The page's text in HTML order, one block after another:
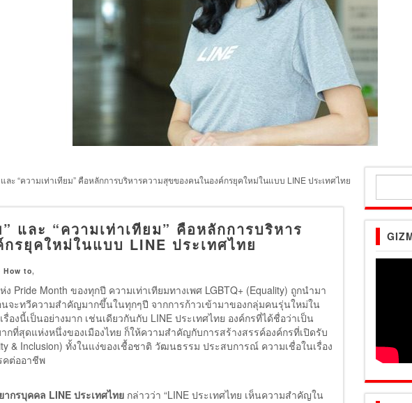
ละ “ความเท่าเทียม” คือหลักการบริหารความสุขของคนในองค์กรยุคใหม่ในแบบ LINE ประเทศไทย
และ “ความเท่าเทียม” คือหลักการบริหาร
รยุคใหม่ในแบบ LINE ประเทศไทย
How to,
Pride Month ของทุกปี ความเท่าเทียมทางเพศ LGBTQ+ (Equality) ถูกนำมา
จะทวีความสำคัญมากขึ้นในทุกๆปี จากการก้าวเข้ามาของกลุ่มคนรุ่นใหม่ใน
งนี้เป็นอย่างมาก เช่นเดียวกันกับ LINE ประเทศไทย องค์กรที่ได้ชื่อว่าเป็น
ที่สุดแห่งหนึ่งของเมืองไทย ก็ให้ความสำคัญกับการสร้างสรรค์องค์กรที่เปิดรับ
& Inclusion) ทั้งในแง่ของเชื้อชาติ วัฒนธรรม ประสบการณ์ ความเชื่อในเรื่อง
คต่ออาชีพ
ากรบุคคล LINE ประเทศไทย กล่าวว่า “LINE ประเทศไทย เห็นความสำคัญใน